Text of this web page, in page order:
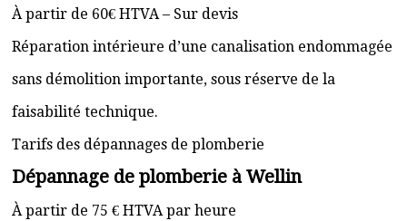
À partir de 60€ HTVA – Sur devis
Réparation intérieure d’une canalisation endommagée
sans démolition importante, sous réserve de la
faisabilité technique.
Tarifs des dépannages de plomberie
Dépannage de plomberie à Wellin
À partir de 75 € HTVA par heure